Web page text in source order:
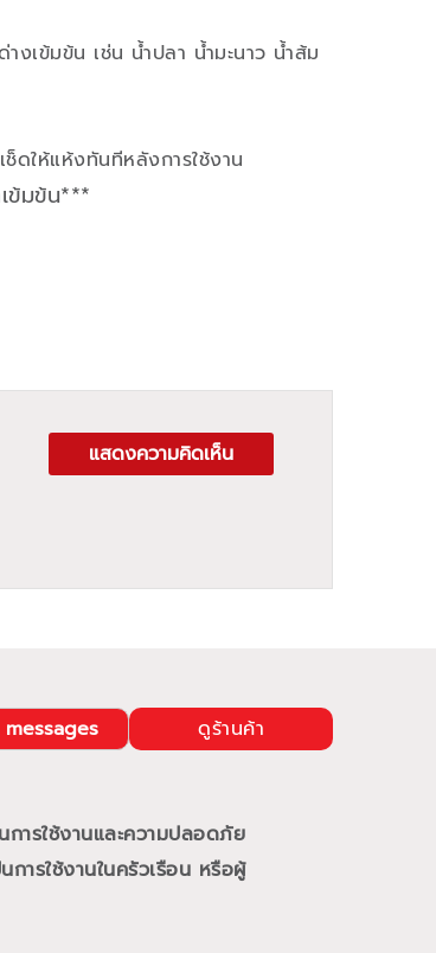
งเข้มข้น เช่น น้ำปลา น้ำมะนาว น้ำส้ม
ช็ดให้แห้งทันทีหลังการใช้งาน
ข้มข้น***
ดูร้านค้า
ารใช้งานและความปลอดภัย
ารใช้งานในครัวเรือน หรือผู้
แสดงความคิดเห็น